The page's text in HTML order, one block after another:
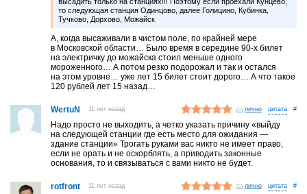
то следующая станция Одинцово, далее Голицино, Кубинка,
Тучково, Дорхово, Можайск
А, когда высаживали в чистом поле, по крайней мере
в Московской области… Было время в середине 90-х билет
на электричку до можайска стоил меньше одного
мороженного… А потом резко подорожал и так и остался
на этом уровне… уже лет 15 билет стоит дорого… А что такое
120 рублей лет 15 назад…
WertuN 11 лет назад лично #
Надо просто не выходить, а четко указать причину «выйду
на следующей станции где есть место для ожидания —
здание станции» Трогать руками вас никто не имеет право,
если не орать и не оскорблять, а приводить законные
основания, то и связываться с вами никто не будет.
rotfront 11 лет назад лично #